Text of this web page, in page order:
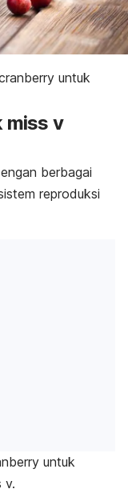
untuk
miss v
berbagai
reproduksi
untuk
v.